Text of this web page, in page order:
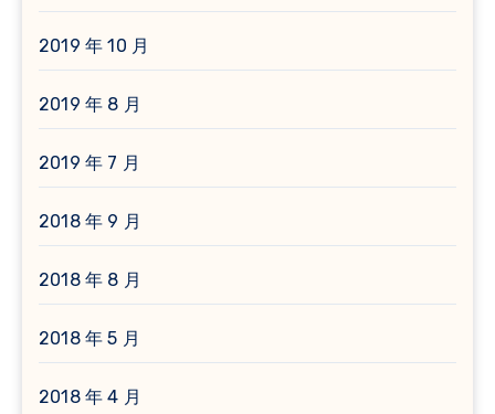
2019 年 10 月
2019 年 8 月
2019 年 7 月
2018 年 9 月
2018 年 8 月
2018 年 5 月
2018 年 4 月